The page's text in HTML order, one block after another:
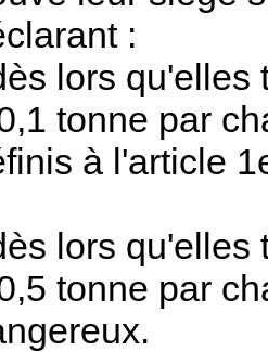
:
lors qu'elles
tonne par
à l'article
lors qu'elles
tonne par